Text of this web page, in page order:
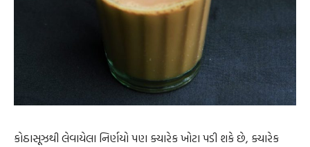
કોઠાસૂઝથી લેવાયેલા નિર્ણયો પણ ક્યારેક ખોટા પડી શકે છે, ક્યારેક